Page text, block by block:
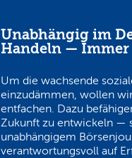
Unabhängig im
Handeln —
Um die wachsende
einzudämmen, wollen
entfachen. Dazu
Zukunft zu entwickeln —
unabhängigem
verantwortungsvoll auf